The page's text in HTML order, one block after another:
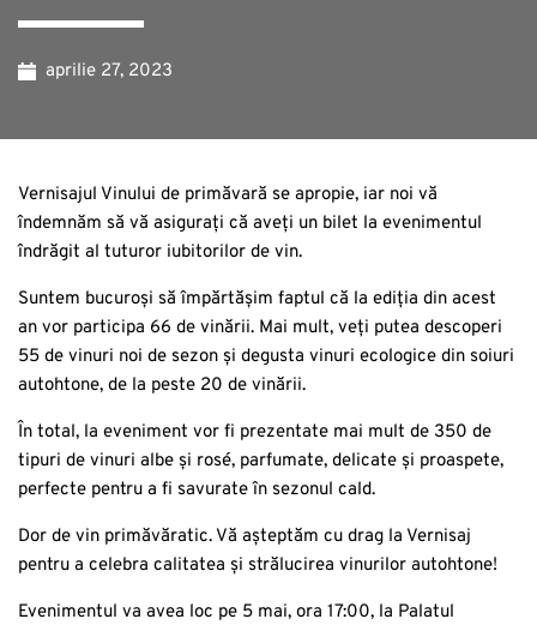
aprilie 27, 2023
Vernisajul Vinului de primăvară se apropie, iar noi vă
îndemnăm să vă asigurați că aveți un bilet la evenimentul
îndrăgit al tuturor iubitorilor de vin.
Suntem bucuroși să împărtășim faptul că la ediția din acest
an vor participa 66 de vinării. Mai mult, veți putea descoperi
55 de vinuri noi de sezon și degusta vinuri ecologice din soiuri
autohtone, de la peste 20 de vinării.
În total, la eveniment vor fi prezentate mai mult de 350 de
tipuri de vinuri albe și rosé, parfumate, delicate și proaspete,
perfecte pentru a fi savurate în sezonul cald.
Dor de vin primăvăratic. Vă așteptăm cu drag la Vernisaj
pentru a celebra calitatea și strălucirea vinurilor autohtone!
Evenimentul va avea loc pe 5 mai, ora 17:00, la Palatul